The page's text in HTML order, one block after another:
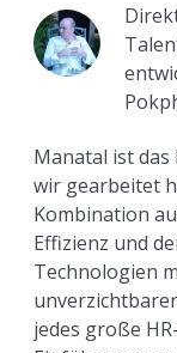
Manatal ist das
wir gearbeitet
Kombination
Effizienz und
Technologien
jedes große